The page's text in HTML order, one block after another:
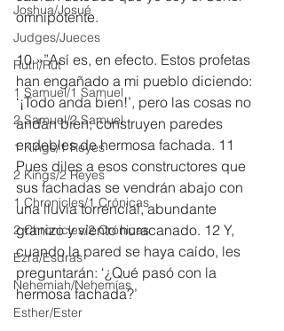
Joshua/Josué
Judges/Jueces
Ruth/Rut
1 Samuel/1 Samuel
2 Samuel/2 Samuel
1 Kings/1 Reyes
2 Kings/2 Reyes
1 Chronicles/1 Crónicas
2 Chronicles/2 Crónicas
Ezra/Esdras
Nehemiah/Nehemías
Esther/Ester
omnipotente.
10 »”Así es, en efecto. Estos profetas
han engañado a mi pueblo diciendo:
‘¡Todo anda bien!’, pero las cosas no
andan bien; construyen paredes
endebles de hermosa fachada. 11
Pues diles a esos constructores que
sus fachadas se vendrán abajo con
una lluvia torrencial, abundante
granizo y viento huracanado. 12 Y,
cuando la pared se haya caído, les
preguntarán: ‘¿Qué pasó con la
hermosa fachada?’